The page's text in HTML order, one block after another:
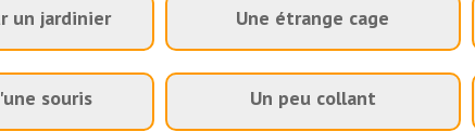
un jardinier Une étrange cage
souris Un peu collant